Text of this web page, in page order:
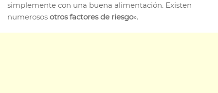
simplemente con una buena alimentación. Existen
numerosos otros factores de riesgo».